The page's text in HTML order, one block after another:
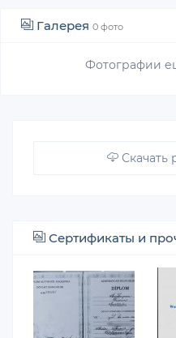
Галерея 0 фото
Фотографии
Скачать
Сертификаты и